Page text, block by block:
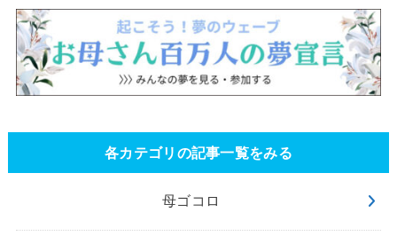
各カテゴリの記事一覧をみる
母ゴコロ